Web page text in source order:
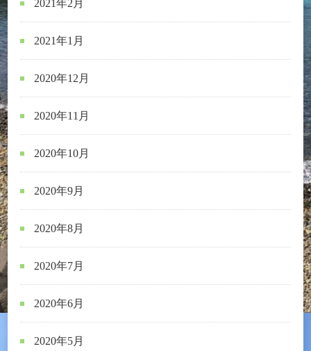
2021年2月
2021年1月
2020年12月
2020年11月
2020年10月
2020年9月
2020年8月
2020年7月
2020年6月
2020年5月